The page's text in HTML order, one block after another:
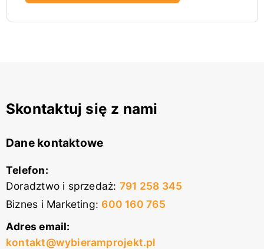
Skontaktuj się z nami
Dane kontaktowe
Telefon:
Doradztwo i sprzedaż: 791 258 345
Biznes i Marketing: 600 160 765
Adres email:
kontakt@wybieramprojekt.pl